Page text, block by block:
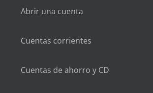
Abrir una cuenta
Cuentas corrientes
Cuentas de ahorro y CD